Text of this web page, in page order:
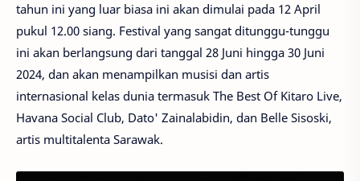
tahun ini yang luar biasa ini akan dimulai pada 12 April
pukul 12.00 siang. Festival yang sangat ditunggu-tunggu
ini akan berlangsung dari tanggal 28 Juni hingga 30 Juni
2024, dan akan menampilkan musisi dan artis
internasional kelas dunia termasuk The Best Of Kitaro Live,
Havana Social Club, Dato' Zainalabidin, dan Belle Sisoski,
artis multitalenta Sarawak.